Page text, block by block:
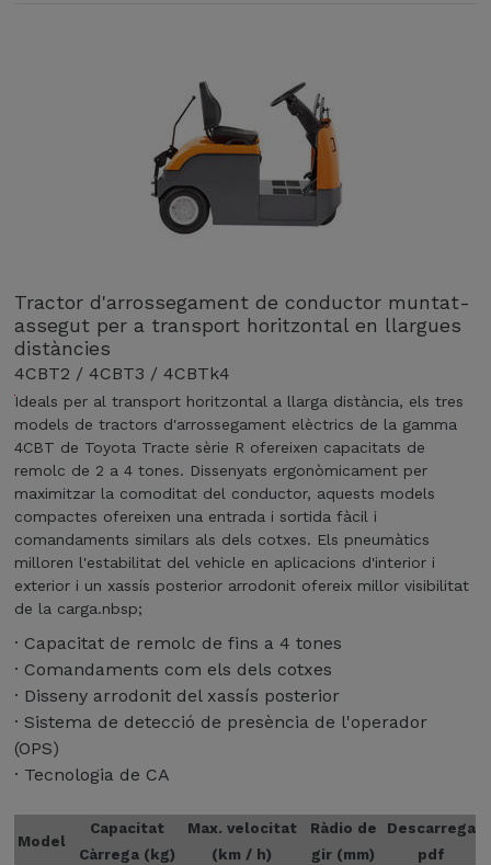
Tractor d'arrossegament de conductor muntat-
assegut per a transport horitzontal en llargues
distàncies
4CBT2 / 4CBT3 / 4CBTk4
Ideals per al transport horitzontal a llarga distància, els tres
models de tractors d'arrossegament elèctrics de la gamma
4CBT de Toyota Tracte sèrie R ofereixen capacitats de
remolc de 2 a 4 tones. Dissenyats ergonòmicament per
maximitzar la comoditat del conductor, aquests models
compactes ofereixen una entrada i sortida fàcil i
comandaments similars als dels cotxes. Els pneumàtics
milloren l'estabilitat del vehicle en aplicacions d'interior i
exterior i un xassís posterior arrodonit ofereix millor visibilitat
de la carga.nbsp;
· Capacitat de remolc de fins a 4 tones
· Comandaments com els dels cotxes
· Disseny arrodonit del xassís posterior
· Sistema de detecció de presència de l'operador
(OPS)
· Tecnologia de CA
Model
Capacitat
Càrrega (kg)
Max. velocitat
(km / h)
Ràdio de
gir (mm)
Descarrega
pdf
T
o
o
t
a
T
r
a
c
t
e
b
r
o